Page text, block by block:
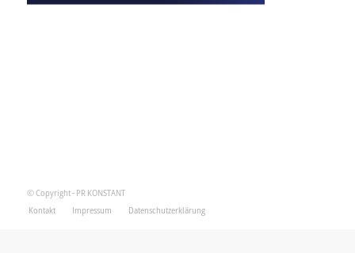
© Copyright - PR KONSTANT
Kontakt
Impressum Datenschutzerklärung